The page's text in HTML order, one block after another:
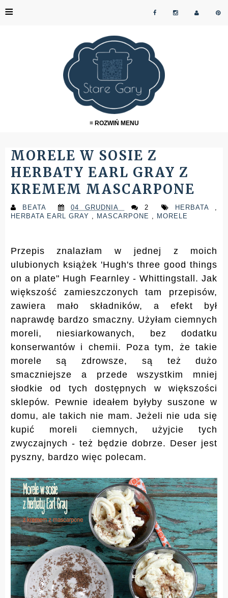
≡
≡ ROZWIŃ MENU
MORELE W SOSIE Z
HERBATY EARL GRAY Z
KREMEM MASCARPONE
BEATA 04 GRUDNIA 2 HERBATA ,
HERBATA EARL GRAY , MASCARPONE , MORELE
Przepis znalazłam w jednej z moich
ulubionych książek 'Hugh's three good things
on a plate" Hugh Fearnley - Whittingstall. Jak
większość zamieszczonych tam przepisów,
zawiera mało składników, a efekt był
naprawdę bardzo smaczny. Użyłam ciemnych
moreli, niesiarkowanych, bez dodatku
konserwantów i chemii. Poza tym, że takie
morele są zdrowsze, są też dużo
smaczniejsze a przede wszystkim mniej
słodkie od tych dostępnych w większości
sklepów. Pewnie ideałem byłyby suszone w
domu, ale takich nie mam. Jeżeli nie uda się
kupić moreli ciemnych, użyjcie tych
zwyczajnych - też będzie dobrze. Deser jest
pyszny, bardzo więc polecam.